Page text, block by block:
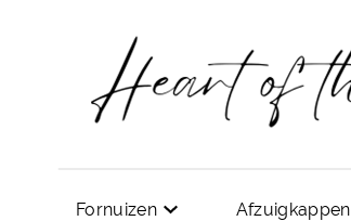
Fornuizen Afzuigkappen